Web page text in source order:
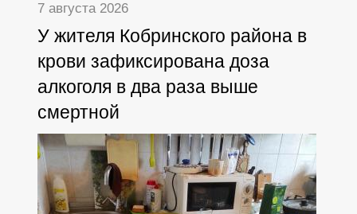
7 августа 2026
У жителя Кобринского района в
крови зафиксирована доза
алкоголя в два раза выше
смертной